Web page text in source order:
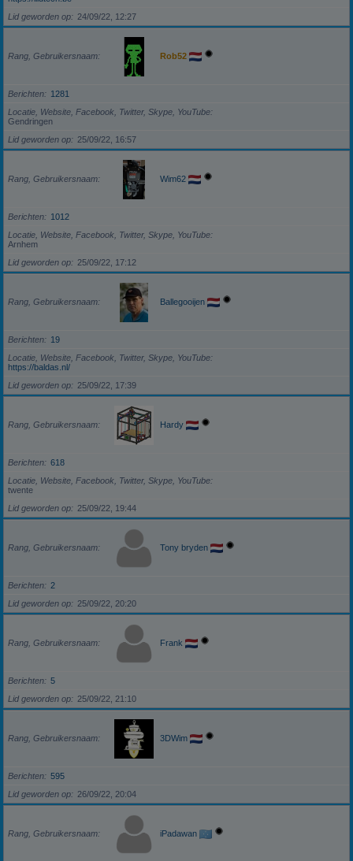
Lid geworden op
24/09/22, 12:27
Rang, Gebruikersnaam Rob52
Berichten
1281
Locatie, Website, Facebook, Twitter, Skype, YouTube
Gendringen
Lid geworden op
25/09/22, 16:57
Rang, Gebruikersnaam Wim62
Berichten
1012
Locatie, Website, Facebook, Twitter, Skype, YouTube
Arnhem
Lid geworden op
25/09/22, 17:12
Rang, Gebruikersnaam Ballegooijen
Berichten
19
Locatie, Website, Facebook, Twitter, Skype, YouTube
https://baldas.nl/
Lid geworden op
25/09/22, 17:39
Rang, Gebruikersnaam Hardy
Berichten
618
Locatie, Website, Facebook, Twitter, Skype, YouTube
twente
Lid geworden op
25/09/22, 19:44
Rang, Gebruikersnaam Tony bryden
Berichten
2
Lid geworden op
25/09/22, 20:20
Rang, Gebruikersnaam Frank
Berichten
5
Lid geworden op
25/09/22, 21:10
Rang, Gebruikersnaam 3DWim
Berichten
595
Lid geworden op
26/09/22, 20:04
Rang, Gebruikersnaam iPadawan